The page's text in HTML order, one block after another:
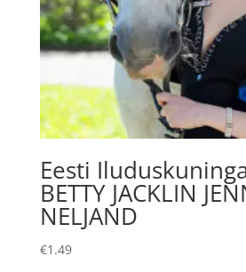
Eesti
BETTY JACKLIN
NELJAND
€1.49